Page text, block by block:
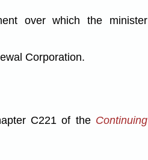
over which the minister
Corporation.
C221 of the Continuing